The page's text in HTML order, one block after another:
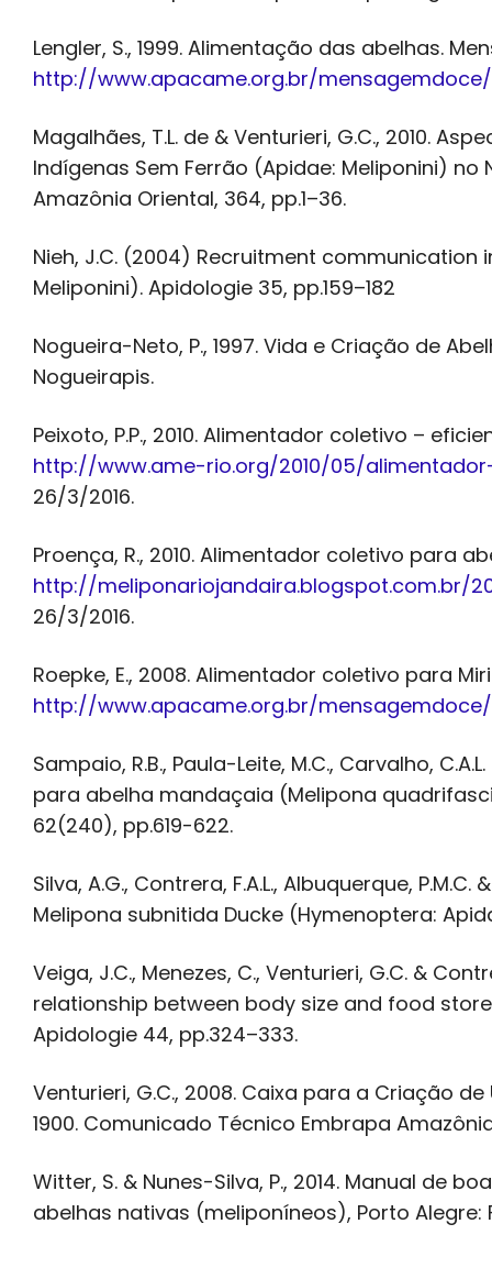
Lengler, S., 1999. Alimentação das abelhas.
http://www.apacame.org.br/
Magalhães, T.L. de & Venturieri, G.C., 2010.
Indígenas Sem Ferrão (Apidae: Meliponini)
Amazônia Oriental, 364, pp.1–36.
Nieh, J.C. (2004) Recruitment
Meliponini). Apidologie 35, pp.159–182
Nogueira-Neto, P., 1997. Vida e Criação de
Nogueirapis.
Peixoto, P.P., 2010. Alimentador coletivo –
http://www.ame-rio.org/2010/05/
26/3/2016.
Proença, R., 2010. Alimentador coletivo para
http://meliponariojandaira.blogspot.com.br/
26/3/2016.
Roepke, E., 2008. Alimentador coletivo para
http://www.apacame.org.br/
Sampaio, R.B., Paula-Leite, M.C., Carvalho,
para abelha mandaçaia (Melipona
62(240), pp.619-622.
Silva, A.G., Contrera, F.A.L., Albuquerque,
Melipona subnitida Ducke (Hymenoptera:
Veiga, J.C., Menezes, C., Venturieri, G.C. &
relationship between body size and food
Apidologie 44, pp.324–333.
Venturieri, G.C., 2008. Caixa para a Criação
1900. Comunicado Técnico Embrapa Amazônia
Witter, S. & Nunes-Silva, P., 2014. Manual de
abelhas nativas (meliponíneos), Porto